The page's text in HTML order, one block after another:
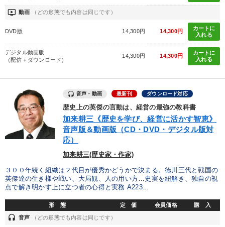
目的別
財務・数字力の向上 発想力を磨きたい
キーワード
FCビジネス
ondemand_video 動画 （どの形態でも内容は同じです）
DVD版 14,300円 14,300円
カートに
入れる
デジタル動画版
（配信＋ダウンロード）
14,300円 14,300円
カートに
入れる
音声・動画 最新刊 ダウンロード対応
歴史上の英傑の言動は、経営の最強の教科書
加来耕三《歴史を学び、経営に活かす智恵》
音声版＆動画版（CD・DVD・デジタル版対
応）
加来耕三(歴史家・作家)
３００年続く組織は２代目が優秀かどうかで決まる。徳川三代と戦国の
英傑達の生き様や戦い、大局観、人の用い方…史実を紐解き、独自の視
点で解き明かす上に立つ者の心得と実務 A223...
形 態 定 価 会員価格 購 入
headset 音声 （どの形態でも内容は同じです）